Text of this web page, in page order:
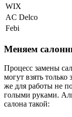
WIX
AC Delco
Febi
Меняем
Процесс замены
могут взять
же для работы не
голыми руками.
салона такой: